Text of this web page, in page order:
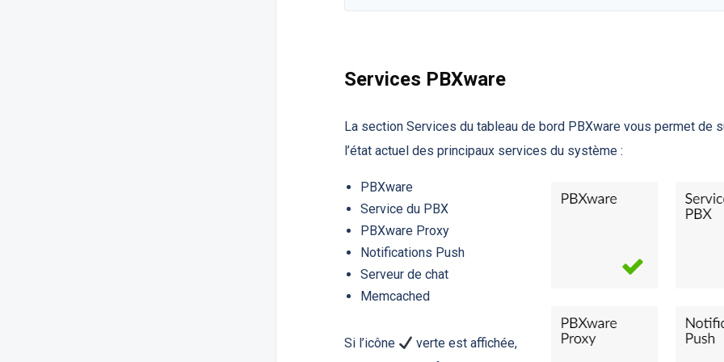
Services PBXware
La section Services du tableau de bord PBXware vous permet de
l’état actuel des principaux services du système :
PBXware
Service du PBX
PBXware Proxy
Notifications Push
Serveur de chat
Memcached
Si l’icône
verte est affichée,